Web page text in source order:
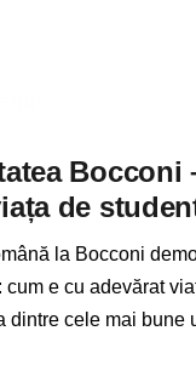
Bocconi
de
la Bocconi
cum e cu adevărat
dintre cele mai bune